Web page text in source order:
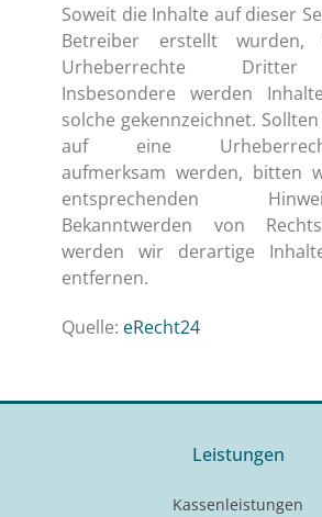
Soweit die Inhalte auf dieser
Betreiber erstellt wurden,
Urheberrechte Dritter
Insbesondere werden
solche gekennzeichnet.
auf eine
aufmerksam werden, bitten
entsprechenden
Bekanntwerden von
werden wir derartige
entfernen.
Quelle: eRecht24
Leistungen
Kassenleistungen